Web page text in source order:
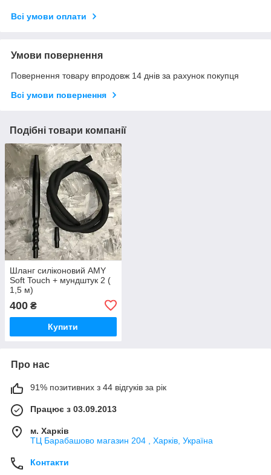
Всі умови оплати
Умови повернення
Повернення товару впродовж 14 днів за рахунок покупця
Всі умови повернення
Подібні товари компанії
Шланг силіконовий AMY
Soft Touch + мундштук 2 (
1,5 м)
400 ₴
Купити
Про нас
91% позитивних з 44 відгуків за рік
Працює з 03.09.2013
м. Харків
ТЦ Барабашово магазин 204 , Харків, Україна
Контакти